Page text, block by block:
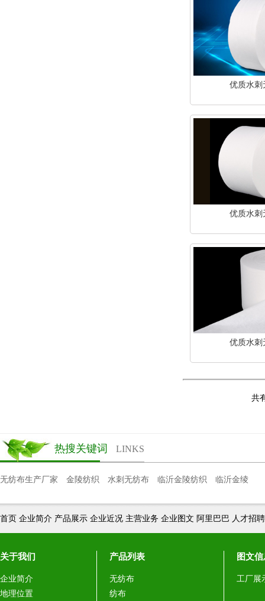
优质水刺
优质水刺
优质水刺
共
热搜关键词 LINKS
无纺布生产厂家 金陵纺织 水刺无纺布 临沂金陵纺织 临沂金绫
首页 企业简介 产品展示 企业近况 主营业务 企业图文 阿里巴巴 人才招聘
关于我们
企业简介
地理位置
产品列表
无纺布
纺布
图文
工厂展